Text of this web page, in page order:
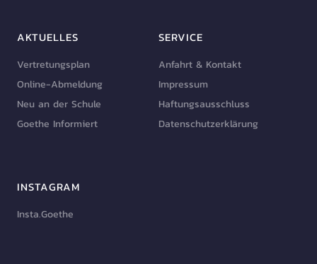
AKTUELLES
Vertretungsplan
Online-Abmeldung
Neu an der Schule
Goethe Informiert
SERVICE
Anfahrt & Kontakt
Impressum
Haftungsausschluss
Datenschutzerklärung
INSTAGRAM
Insta.Goethe